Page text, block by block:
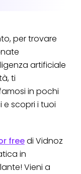
per trovare
artificiale
ti
in pochi
e scopri i tuoi
freedi Vidnoz
in
Vieni a